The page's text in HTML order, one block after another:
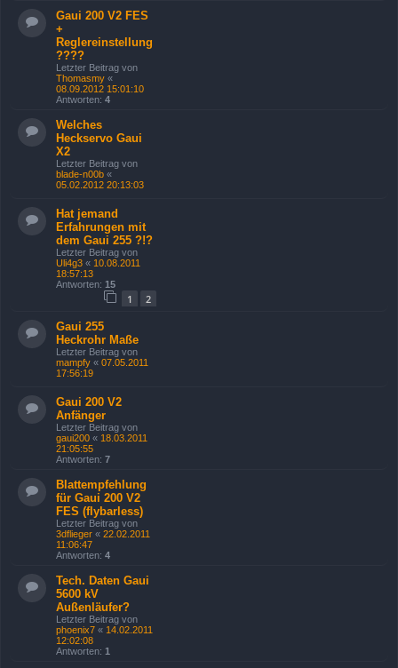
Gaui 200 V2 FES
+
Reglereinstellung
????
Letzter Beitrag von
Thomasmy «
08.09.2012 15:01:10
Antworten: 4
Welches
Heckservo Gaui
X2
Letzter Beitrag von
blade-n00b «
05.02.2012 20:13:03
Hat jemand
Erfahrungen mit
dem Gaui 255 ?!?
Letzter Beitrag von
Uli4g3 « 10.08.2011
18:57:13
Antworten: 15
1 2
Gaui 255
Heckrohr Maße
Letzter Beitrag von
mampfy « 07.05.2011
17:56:19
Gaui 200 V2
Anfänger
Letzter Beitrag von
gaui200 « 18.03.2011
21:05:55
Antworten: 7
Blattempfehlung
für Gaui 200 V2
FES (flybarless)
Letzter Beitrag von
3dflieger « 22.02.2011
11:06:47
Antworten: 4
Tech. Daten Gaui
5600 kV
Außenläufer?
Letzter Beitrag von
phoenix7 « 14.02.2011
12:02:08
Antworten: 1